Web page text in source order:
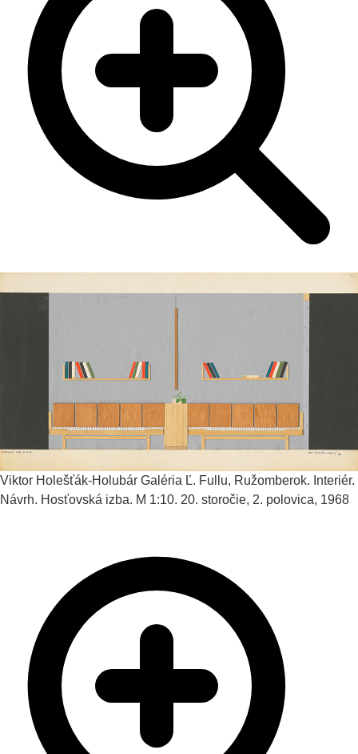
Viktor Holešťák-Holubár Galéria Ľ. Fullu, Ružomberok. Interiér.
Návrh. Hosťovská izba. M 1:10. 20. storočie, 2. polovica, 1968